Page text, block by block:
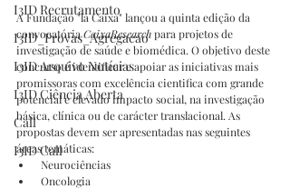
I3ID Recrutamento
I3ID_Provas_Agregacao
I3ID Arquivo Notícias
I3ID Ciência Aberta
Call
I3ID Call
A Fundação "la Caixa" lançou a quinta edição da
convocatória CaixaResearch para projetos de
investigação de saúde e biomédica. O objetivo deste
concurso é identificar e apoiar as iniciativas mais
promissoras com excelência cientifica com grande
potencial e elevado impacto social, na investigação
básica, clínica ou de carácter translacional. As
propostas devem ser apresentadas nas seguintes
áreas temáticas:
Neurociências
Oncologia